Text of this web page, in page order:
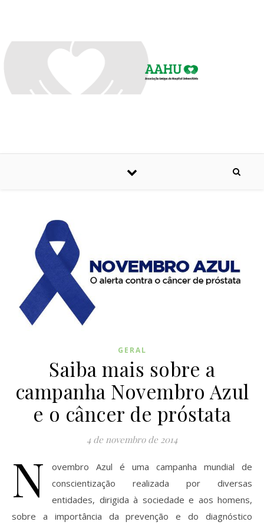
GERAL
Saiba mais sobre a
campanha Novembro Azul
e o câncer de próstata
4 de novembro de 2014
N
ovembro Azul é uma campanha mundial de
conscientização realizada por diversas
entidades, dirigida à sociedade e aos homens,
sobre a importância da prevenção e do diagnóstico